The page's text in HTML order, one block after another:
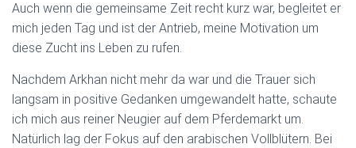
Auch wenn die gemeinsame Zeit recht kurz war, begleitet er
mich jeden Tag und ist der Antrieb, meine Motivation um
diese Zucht ins Leben zu rufen.
Nachdem Arkhan nicht mehr da war und die Trauer sich
langsam in positive Gedanken umgewandelt hatte, schaute
ich mich aus reiner Neugier auf dem Pferdemarkt um.
Natürlich lag der Fokus auf den arabischen Vollblütern. Bei